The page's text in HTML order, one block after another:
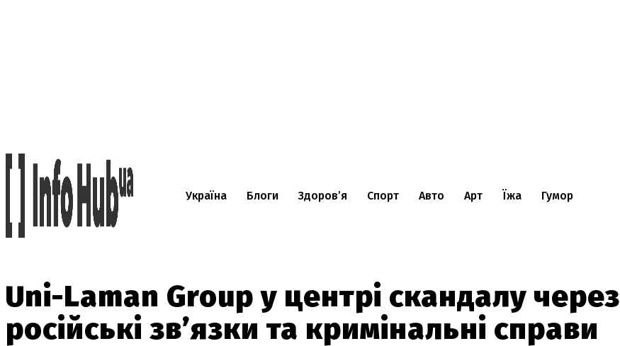
Україна Блоги Здоров’я Спорт Авто Арт Їжа Гумор
Uni-Laman Group у центрі скандалу через
російські зв’язки та кримінальні справи